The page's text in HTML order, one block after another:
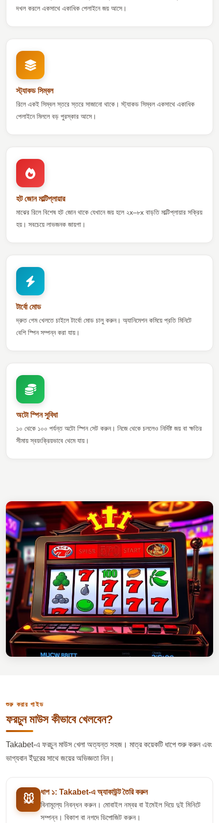
দখল করলে একসাথে একাধিক পেলাইনে জয় আসে।
স্ট্যাকড সিম্বল
রিলে একই সিম্বল স্তরে স্তরে সাজানো থাকে। স্ট্যাকড সিম্বল একসাথে একাধিক
পেলাইনে মিললে বড় পুরস্কার আসে।
হট জোন মাল্টিপ্লায়ার
মাঝের রিলে বিশেষ হট জোন থাকে যেখানে জয় হলে ২x–৮x বাড়তি মাল্টিপ্লায়ার সক্রিয়
হয়। সবচেয়ে লাভজনক জায়গা।
টার্বো মোড
দ্রুত গেম খেলতে চাইলে টার্বো মোড চালু করুন। অ্যানিমেশন কমিয়ে প্রতি মিনিটে
বেশি স্পিন সম্পন্ন করা যায়।
অটো স্পিন সুবিধা
১০ থেকে ১০০ পর্যন্ত অটো স্পিন সেট করুন। নিজে থেকে চললেও নির্দিষ্ট জয় বা ক্ষতির
সীমায় স্বয়ংক্রিয়ভাবে থেমে যায়।
শুরু করার গাইড
ফরচুন মাউস কীভাবে খেলবেন?
Takabet-এ ফরচুন মাউস খেলা অত্যন্ত সহজ। মাত্র কয়েকটি ধাপে শুরু করুন এবং
ভাগ্যবান ইঁদুরের সাথে জয়ের অভিজ্ঞতা নিন।
🐭
ধাপ ১: Takabet-এ অ্যাকাউন্ট তৈরি করুন
বিনামূল্যে নিবন্ধন করুন। মোবাইল নম্বর বা ইমেইল দিয়ে দুই মিনিটে
সম্পন্ন। বিকাশ বা নগদে ডিপোজিট করুন।